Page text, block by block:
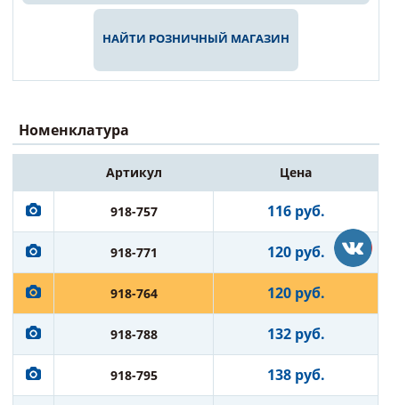
НАЙТИ РОЗНИЧНЫЙ МАГАЗИН
Номенклатура
Артикул Цена
918-757 116 руб.
918-771 120 руб.
918-764 120 руб.
918-788 132 руб.
918-795 138 руб.